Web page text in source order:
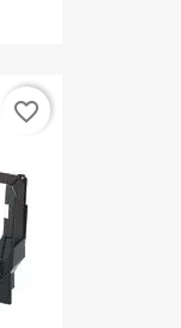
favorite_border